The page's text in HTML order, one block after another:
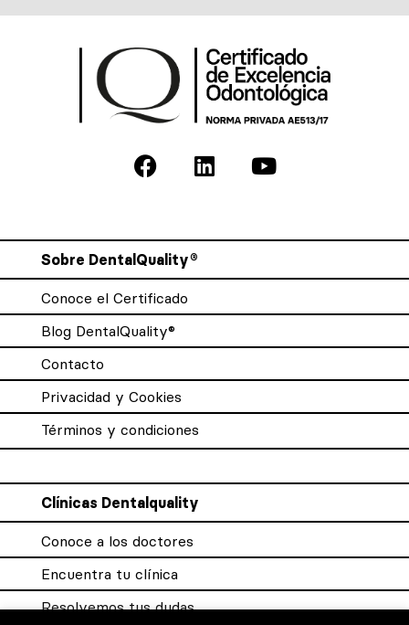
Sobre DentalQuality®
Conoce el Certificado
Blog DentalQuality®
Contacto
Privacidad y Cookies
Términos y condiciones
Clínicas Dentalquality
Conoce a los doctores
Encuentra tu clínica
Resolvemos tus dudas